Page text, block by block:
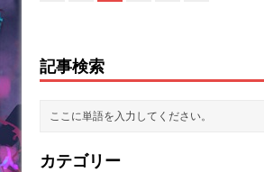
記事検索
カテゴリー